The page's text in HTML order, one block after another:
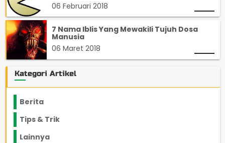
06 Februari 2018
7 Nama Iblis Yang Mewakili Tujuh Dosa
Manusia
06 Maret 2018
Kategori Artikel
Berita
Tips & Trik
Lainnya